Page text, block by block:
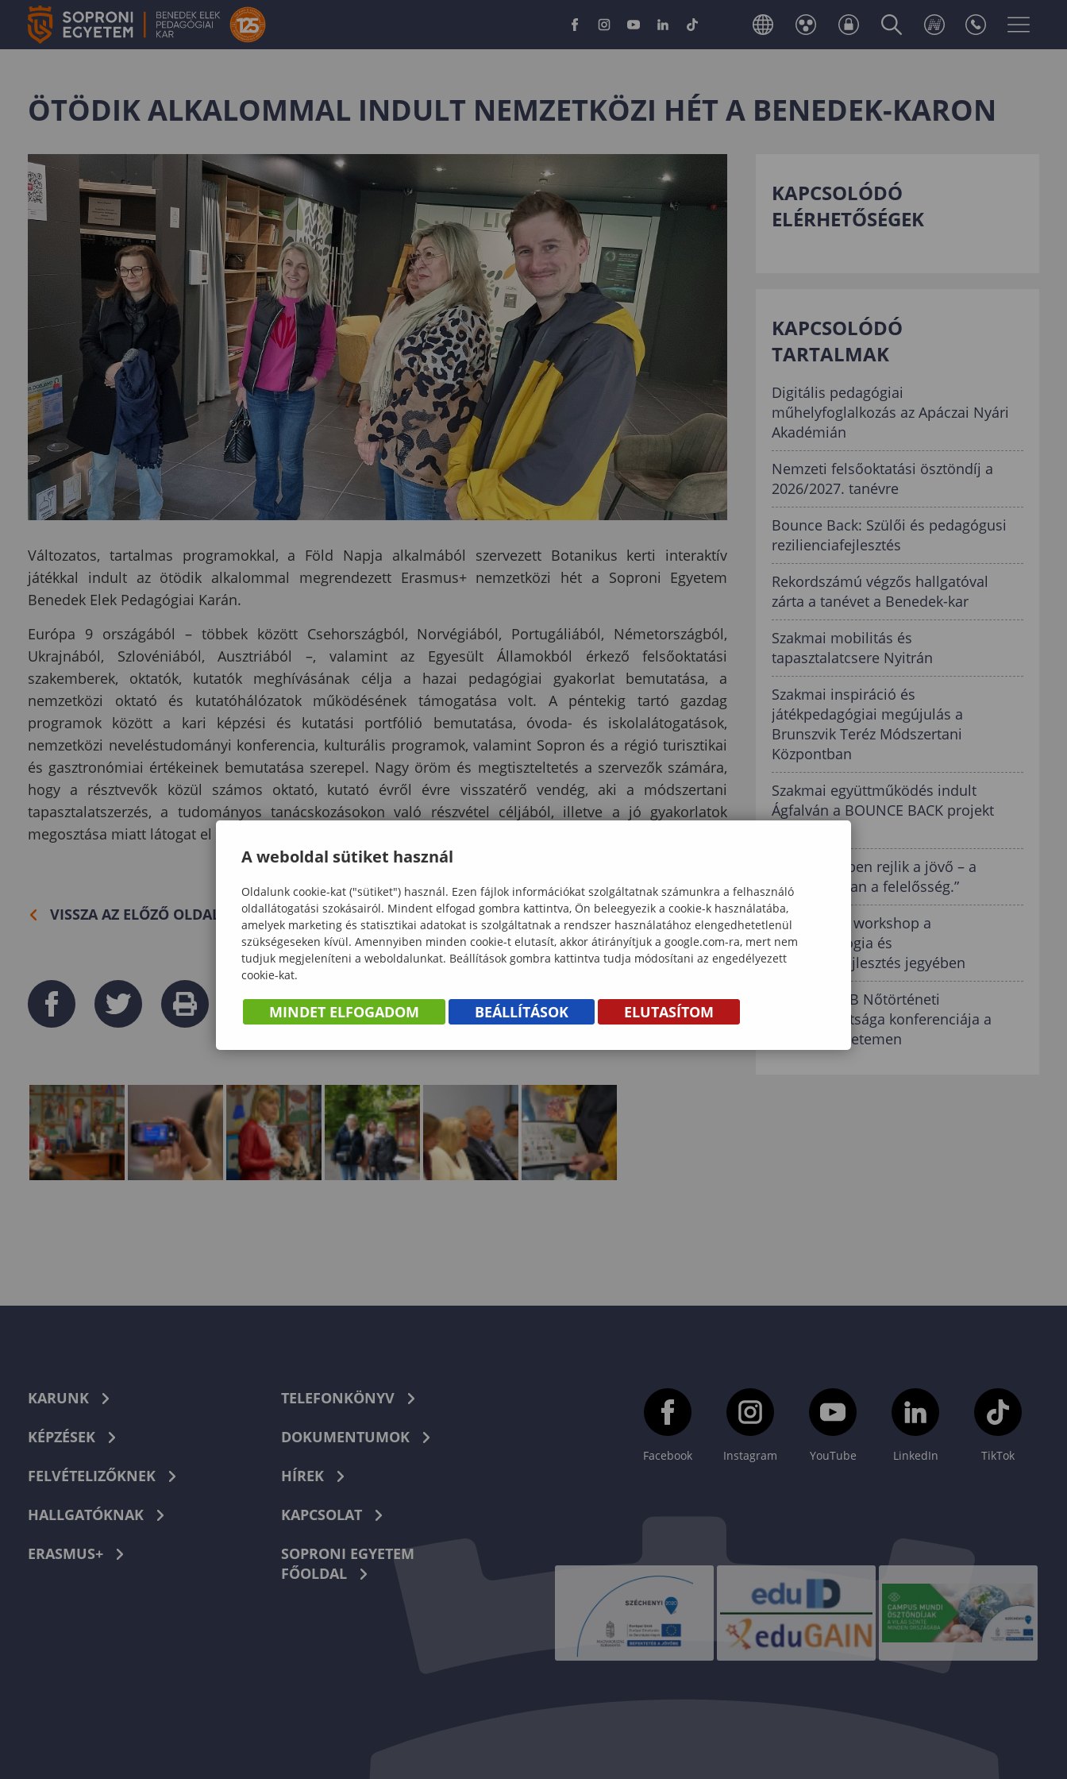
ÖTÖDIK ALKALOMMAL INDULT NEMZETKÖZI HÉT A BENEDEK-KARON
Változatos, tartalmas programokkal, a Föld Napja alkalmából szervezett Botanikus kerti interaktív
játékkal indult az ötödik alkalommal megrendezett Erasmus+ nemzetközi hét a Soproni Egyetem
Benedek Elek Pedagógiai Karán.
Európa 9 országából – többek között Csehországból, Norvégiából, Portugáliából, Németországból,
Ukrajnából, Szlovéniából, Ausztriából –, valamint az Egyesült Államokból érkező felsőoktatási
szakemberek, oktatók, kutatók meghívásának célja a hazai pedagógiai gyakorlat bemutatása, a
nemzetközi oktató és kutatóhálózatok működésének támogatása volt. A péntekig tartó gazdag
programok között a kari képzési és kutatási portfólió bemutatása, óvoda- és iskolalátogatások,
nemzetközi neveléstudományi konferencia, kulturális programok, valamint Sopron és a régió turisztikai
és gasztronómiai értékeinek bemutatása szerepel. Nagy öröm és megtiszteltetés a szervezők számára,
hogy a résztvevők közül számos oktató, kutató évről évre visszatérő vendég, aki a módszertani
tapasztalatszerzés, a tudományos tanácskozásokon való részvétel céljából, illetve a jó gyakorlatok
megosztása miatt látogat el újra Sopronba.
VISSZA AZ ELŐZŐ OLDALRA
KAPCSOLÓDÓ
ELÉRHETŐSÉGEK
KAPCSOLÓDÓ
TARTALMAK
Digitális pedagógiai
műhelyfoglalkozás az Apáczai Nyári
Akadémián
Nemzeti felsőoktatási ösztöndíj a
2026/2027. tanévre
Bounce Back: Szülői és pedagógusi
rezilienciafejlesztés
Rekordszámú végzős hallgatóval
zárta a tanévet a Benedek-kar
Szakmai mobilitás és
tapasztalatcsere Nyitrán
Szakmai inspiráció és
játékpedagógiai megújulás a
Brunszvik Teréz Módszertani
Központban
Szakmai együttműködés indult
Ágfalván a BOUNCE BACK projekt
„A gyermekben rejlik a jövő – a
pedagógiában a felelősség.”
Nemzetközi workshop a
békepedagógia és
rezilienciafejlesztés jegyében
Az MTA VEAB Nőtörténeti
Munkabizottsága konferenciája a
Soproni Egyetemen
KARUNK
KÉPZÉSEK
FELVÉTELIZŐKNEK
HALLGATÓKNAK
ERASMUS+
TELEFONKÖNYV
DOKUMENTUMOK
HÍREK
KAPCSOLAT
SOPRONI EGYETEM
FŐOLDAL
Facebook Instagram YouTube LinkedIn TikTok
A weboldal sütiket használ
Oldalunk cookie-kat ("sütiket") használ. Ezen fájlok információkat szolgáltatnak számunkra a felhasználó
oldallátogatási szokásairól. Mindent elfogad gombra kattintva, Ön beleegyezik a cookie-k használatába,
amelyek marketing és statisztikai adatokat is szolgáltatnak a rendszer használatához elengedhetetlenül
szükségeseken kívül. Amennyiben minden cookie-t elutasít, akkor átirányítjuk a google.com-ra, mert nem
tudjuk megjeleníteni a weboldalunkat. Beállítások gombra kattintva tudja módosítani az engedélyezett
cookie-kat.
MINDET ELFOGADOM BEÁLLÍTÁSOK ELUTASÍTOM